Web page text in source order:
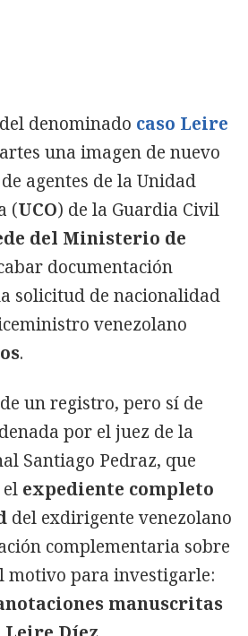
denominado caso Leire
una imagen de nuevo
agentes de la Unidad
(UCO) de la Guardia Civil
del Ministerio de
documentación
solicitud de nacionalidad
venezolano
.
un registro, pero sí de
por el juez de la
Santiago Pedraz, que
expediente completo
del exdirigente venezolano
complementaria sobre
motivo para investigarle:
manuscritas